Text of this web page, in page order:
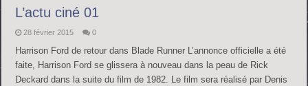
L’actu ciné 01
28 février 2015 0
Harrison Ford de retour dans Blade Runner L’annonce officielle a été
faite, Harrison Ford se glissera à nouveau dans la peau de Rick
Deckard dans la suite du film de 1982. Le film sera réalisé par Denis